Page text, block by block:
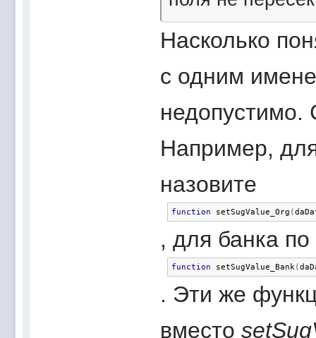
Насколько
с одним
недопустимо.
Например,
назовите
function setSugValue_Org (
, для банка
function setSugValue_Bank(
. Эти же
вместо